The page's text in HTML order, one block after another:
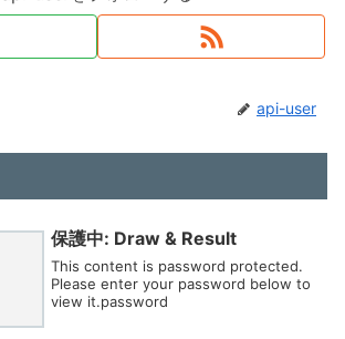
api-user
保護中: Draw & Result
This content is password protected.
Please enter your password below to
view it.password